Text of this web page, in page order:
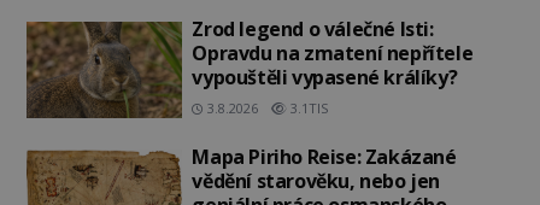
Zrod legend o válečné lsti:
Opravdu na zmatení nepřítele
vypouštěli vypasené králíky?
3.8.2026 3.1TIS
Mapa Piriho Reise: Zakázané
vědění starověku, nebo jen